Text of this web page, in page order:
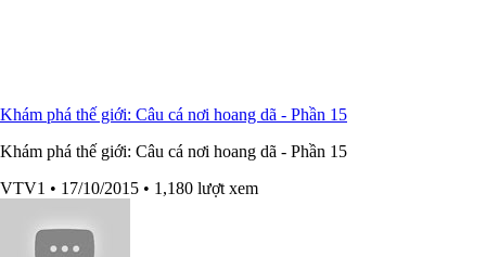
Khám phá thế giới: Câu cá nơi hoang dã - Phần 15
Khám phá thế giới: Câu cá nơi hoang dã - Phần 15
VTV1 • 17/10/2015 • 1,180 lượt xem